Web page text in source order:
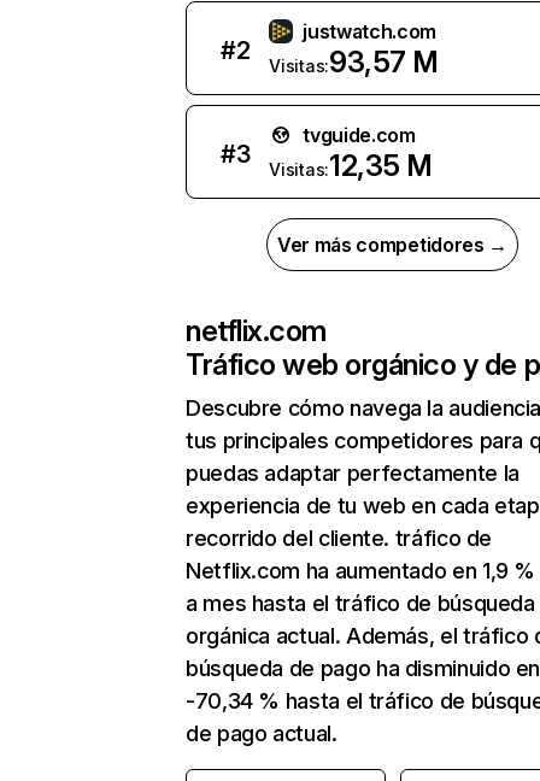
#2
justwatch.com
Visitas:93,57 M
#3
tvguide.com
Visitas:12,35 M
Ver más competidores →
netflix.com
Tráfico web orgánico y de
Descubre cómo navega la
tus principales competidores para
puedas adaptar perfectamente la
experiencia de tu web en cada
recorrido del cliente. tráfico de
Netflix.com ha aumentado en 1,9
a mes hasta el tráfico de búsqueda
orgánica actual. Además, el tráfico
búsqueda de pago ha disminuido en
-70,34 % hasta el tráfico de
de pago actual.